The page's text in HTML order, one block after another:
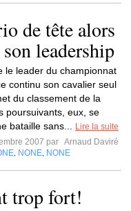
de tête alors
leadership
le leader du championnat
continu son cavalier seul
du classement de la
poursuivants, eux, se
bataille sans...
Lire la suite
2007 par Arnaud Daviré
NONE NONE
trop fort!